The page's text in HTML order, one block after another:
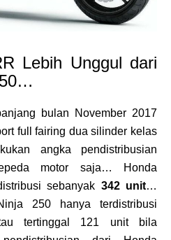
Lebih Unggul dari
bulan November 2017
full fairing dua silinder kelas
angka pendistribusian
motor saja… Honda
sebanyak 342 unit…
250 hanya terdistribusi
tertinggal 121 unit bila